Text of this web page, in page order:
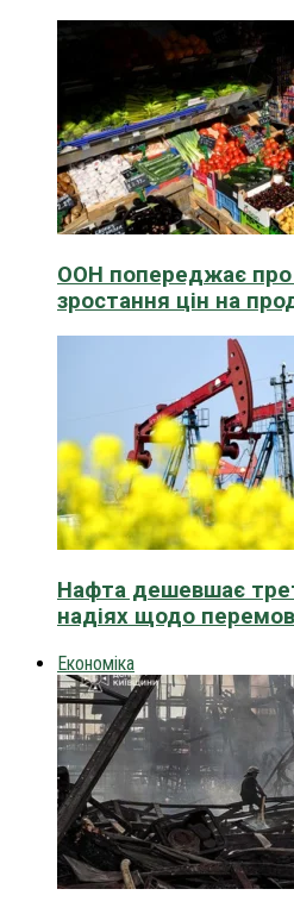
ООН попереджає
зростання цін на
Нафта дешевшає
надіях щодо
Економіка